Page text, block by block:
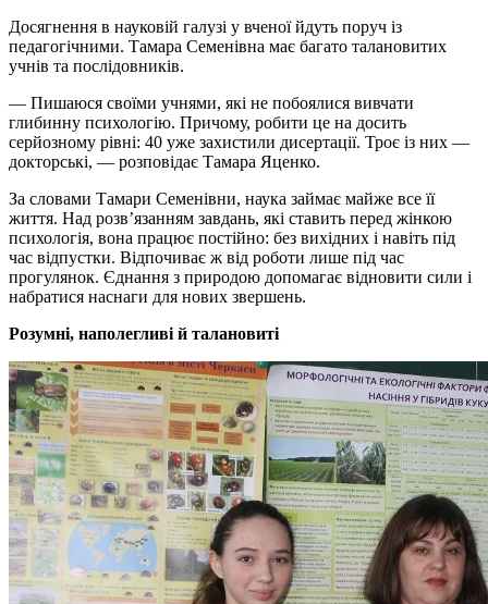
Досягнення в науковій галузі у вченої йдуть поруч із
педагогічними. Тамара Семенівна має багато талановитих
учнів та послідовників.
— Пишаюся своїми учнями, які не побоялися вивчати
глибинну психологію. Причому, робити це на досить
серйозному рівні: 40 уже захистили дисертації. Троє із них —
докторські, — розповідає Тамара Яценко.
За словами Тамари Семенівни, наука займає майже все її
життя. Над розв’язанням завдань, які ставить перед жінкою
психологія, вона працює постійно: без вихідних і навіть під
час відпустки. Відпочиває ж від роботи лише під час
прогулянок. Єднання з природою допомагає відновити сили і
набратися наснаги для нових звершень.
Розумні, наполегливі й талановиті